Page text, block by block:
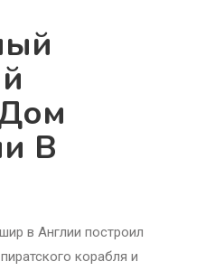
В
в Англии построил
корабля и